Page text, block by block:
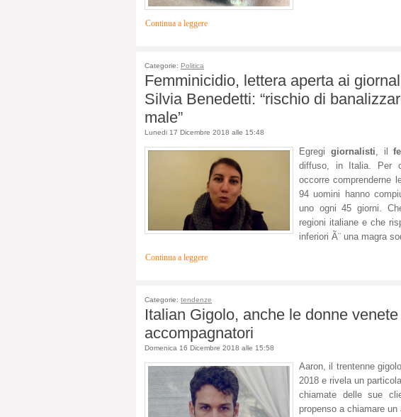
Continua a leggere
Categorie: Politica
Femminicidio, lettera aperta ai
Silvia Benedetti: “rischio di
male”
Lunedi 17 Dicembre 2018 alle 15:48
Egregi giornalisti, il
diffuso, in Italia. Per
occorre comprenderne
94 uomini hanno
uno ogni 45 giorni.
regioni italiane e che
inferiori Ã¨ una magra
Continua a leggere
Categorie: tendenze
Italian Gigolo, anche le donne
accompagnatori
Domenica 16 Dicembre 2018 alle 15:58
Aaron, il trentenne
2018 e rivela un
chiamate delle sue
propenso a chiamare